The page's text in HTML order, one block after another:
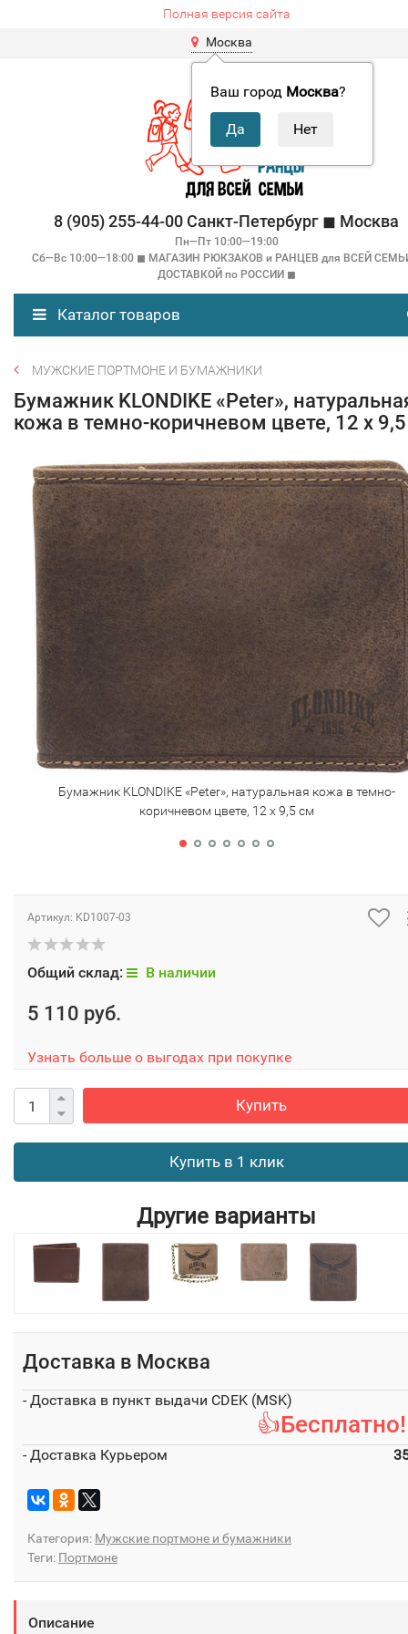
Полная версия сайта
Москва
Ваш город Москва?
8 (905) 255-44-00 Санкт-Петербург ◼ Москва
Пн—Пт 10:00—19:00
Сб—Вс 10:00—18:00 ◼ МАГАЗИН РЮКЗАКОВ и РАНЦЕВ для ВСЕЙ
ДОСТАВКОЙ по РОССИИ ◼
Каталог товаров
МУЖСКИЕ ПОРТМОНЕ И БУМАЖНИКИ
Бумажник KLONDIKE «Peter»,
кожа в темно-коричневом цвете, 12 х
Бумажник KLONDIKE «Peter», натуральная кожа в темно-
коричневом цвете, 12 х 9,5 см
Артикул: KD1007-03
Общий склад: В наличии
5 110 руб.
Узнать больше о выгодах при покупке
Купить
Купить в 1 клик
Другие варианты
Доставка в Москва
- Доставка в пункт выдачи CDEK (MSK)
- Доставка Курьером
Категория: Мужские портмоне и бумажники
Теги: Портмоне
Описание